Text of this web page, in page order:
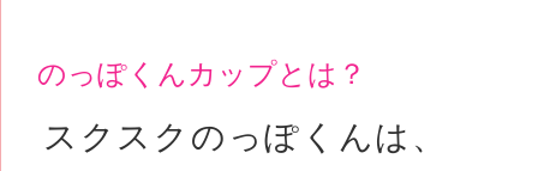
のっぽくんカップとは？
スクスクのっぽくんは、